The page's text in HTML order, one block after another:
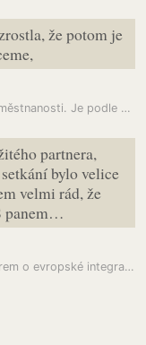
že potom je
Babiš kritizuje vyšší podporu v nezaměstnanosti. Je podle něj výhodné…
partnera,
bylo velice
velmi rád, že
panem…
Babiš jednal s černohorským premiérem o evropské integraci a obranné…